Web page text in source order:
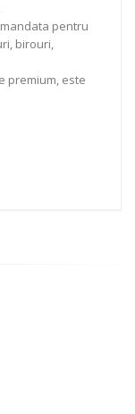
pentru
birouri,
premium, este